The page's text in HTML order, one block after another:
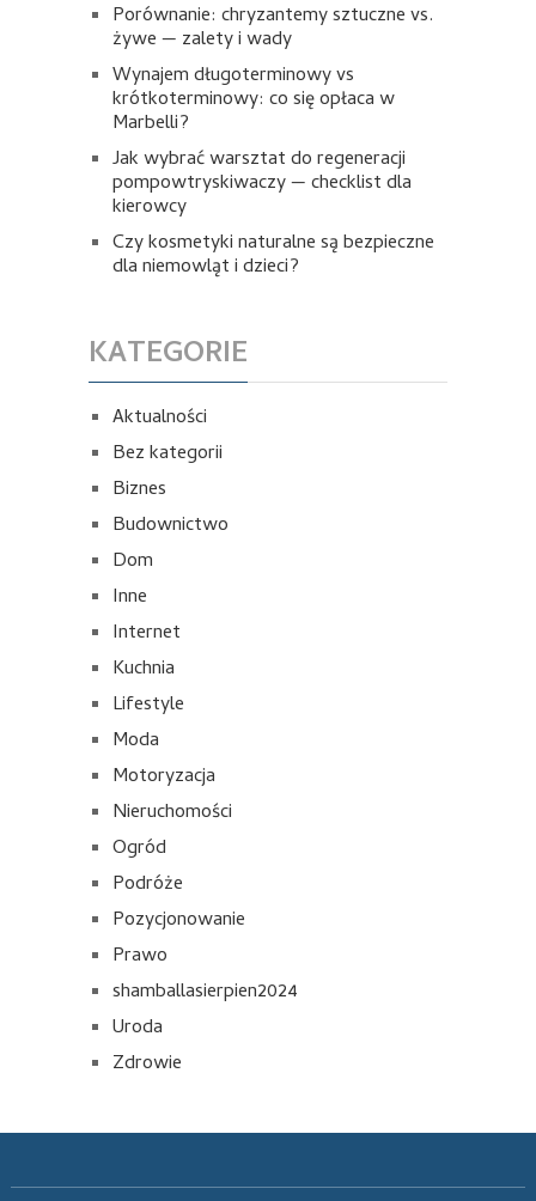
Porównanie: chryzantemy sztuczne vs.
żywe — zalety i wady
Wynajem długoterminowy vs
krótkoterminowy: co się opłaca w
Marbelli?
Jak wybrać warsztat do regeneracji
pompowtryskiwaczy — checklist dla
kierowcy
Czy kosmetyki naturalne są bezpieczne
dla niemowląt i dzieci?
KATEGORIE
Aktualności
Bez kategorii
Biznes
Budownictwo
Dom
Inne
Internet
Kuchnia
Lifestyle
Moda
Motoryzacja
Nieruchomości
Ogród
Podróże
Pozycjonowanie
Prawo
shamballasierpien2024
Uroda
Zdrowie